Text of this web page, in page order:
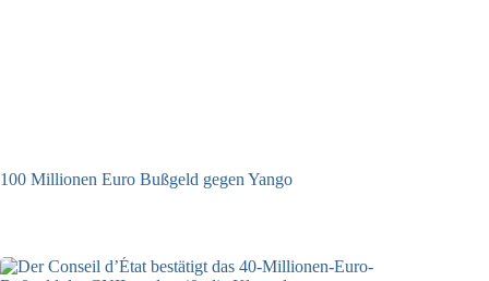
100 Millionen Euro Bußgeld gegen Yango